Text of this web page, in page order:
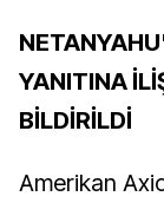
YANITINA
BİLDİRİLDİ
Amerikan